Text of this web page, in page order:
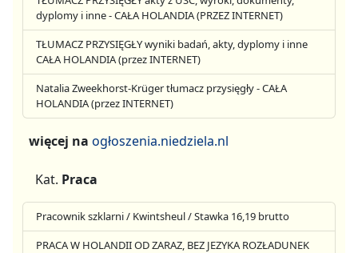
dyplomy i inne - CAŁA HOLANDIA (PRZEZ INTERNET)
TŁUMACZ PRZYSIĘGŁY wyniki badań, akty, dyplomy i inne
CAŁA HOLANDIA (przez INTERNET)
Natalia Zweekhorst-Krüger tłumacz przysięgły - CAŁA
HOLANDIA (przez INTERNET)
więcej na ogłoszenia.niedziela.nl
Kat. Praca
Pracownik szklarni / Kwintsheul / Stawka 16,19 brutto
PRACA W HOLANDII OD ZARAZ, BEZ JEZYKA ROZŁADUNEK